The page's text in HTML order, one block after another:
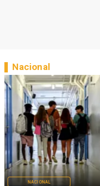
NACIONAL
Nacional